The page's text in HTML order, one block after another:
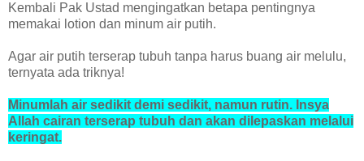
Kembali Pak Ustad mengingatkan betapa pentingnya
memakai lotion dan minum air putih.
Agar air putih terserap tubuh tanpa harus buang air melulu,
ternyata ada triknya!
Minumlah air sedikit demi sedikit, namun rutin. Insya
Allah cairan terserap tubuh dan akan dilepaskan melalui
keringat.